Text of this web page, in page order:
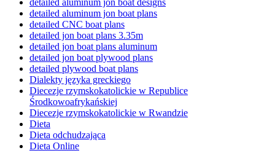
detailed aluminum jon boat designs
detailed aluminum jon boat plans
detailed CNC boat plans
detailed jon boat plans 3.35m
detailed jon boat plans aluminum
detailed jon boat plywood plans
detailed plywood boat plans
Dialekty języka greckiego
Diecezje rzymskokatolickie w Republice
Środkowoafrykańskiej
Diecezje rzymskokatolickie w Rwandzie
Dieta
Dieta odchudzająca
Dieta Online